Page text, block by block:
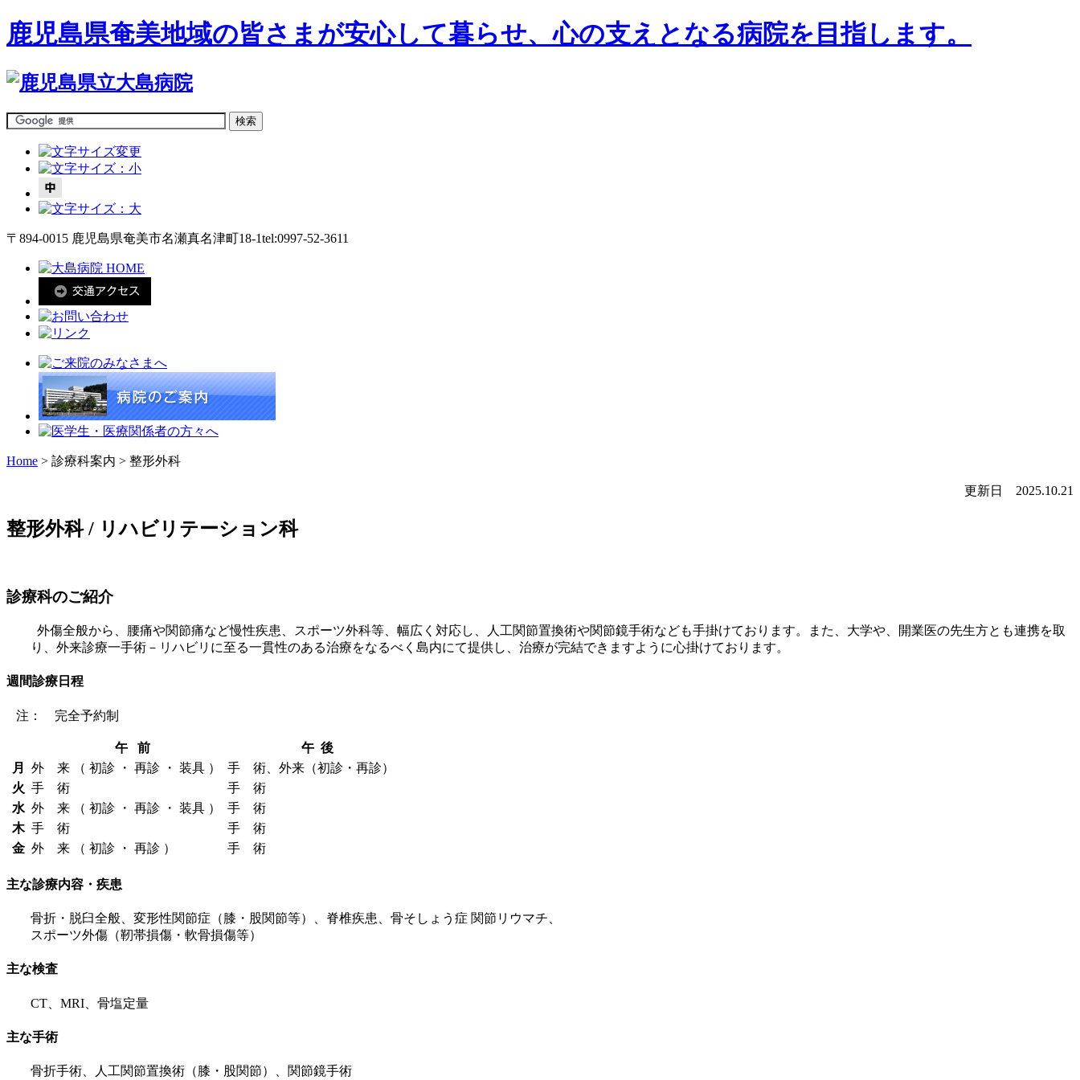
鹿児島県奄美地域の皆さまが安心して暮らせ、心の支えとなる病院を目指します。
〒894-0015 鹿児島県奄美市名瀬真名津町18-1tel:0997-52-3611
Home > 診療科案内 > 整形外科
更新日 2025.10.21
整形外科 / リハビリテーション科
診療科のご紹介
外傷全般から、腰痛や関節痛など慢性疾患、スポーツ外科等、幅広く対応し、人工関節置換術や関節鏡手術なども手掛けております。また、大学や、開業医の先生方とも連携を取
り、外来診療一手術－リハビリに至る一貫性のある治療をなるべく島内にて提供し、治療が完結できますように心掛けております。
週間診療日程
注： 完全予約制
午 前
午 後
月
外 来 （ 初診 ・ 再診 ・ 装具 ）
手 術、外来（初診・再診）
火 手 術
手 術
水 外 来 （ 初診 ・ 再診 ・ 装具 ）
手 術
木 手 術
手 術
金 外 来 （ 初診 ・ 再診 ） 手 術
主な診療内容・疾患
骨折・脱臼全般、変形性関節症（膝・股関節等）、脊椎疾患、骨そしょう症 関節リウマチ、
スポーツ外傷（靭帯損傷・軟骨損傷等）
主な検査
CT、MRI、骨塩定量
主な手術
骨折手術、人工関節置換術（膝・股関節）、関節鏡手術